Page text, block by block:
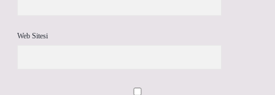
Web Sitesi